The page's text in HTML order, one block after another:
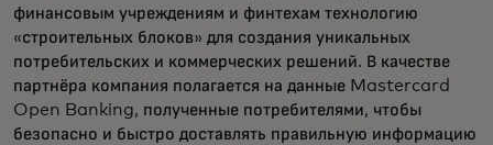
финансовым учреждениям и финтехам технологию
«строительных блоков» для создания уникальных
потребительских и коммерческих решений. В качестве
партнёра компания полагается на данные Mastercard
Open Banking, полученные потребителями, чтобы
безопасно и быстро доставлять правильную информацию